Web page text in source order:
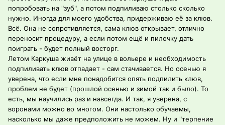
попробовать на "зуб", а потом подпиливаю столько сколько
нужно. Иногда для моего удобства, придерживаю её за клюв.
Всё. Она не сопротивляется, сама клюв открывает, отлично
переносит процедуру, а если потом ещё и пилочку дать
поиграть - будет полный восторг.
Летом Каркуша живёт на улице в вольере и необходимость
подпиливать клюв отпадает - сам стачивается. Но осенью я
уверена, что если мне понадобится опять подпилить клюв,
проблем не будет (прошлой осенью и зимой так и было). То
есть, мы научились раз и навсегда. И так, я уверена, с
воронами можно во многом. Они настолько обучаемы,
насколько мы даже предположить не можем. Ну и "терпение